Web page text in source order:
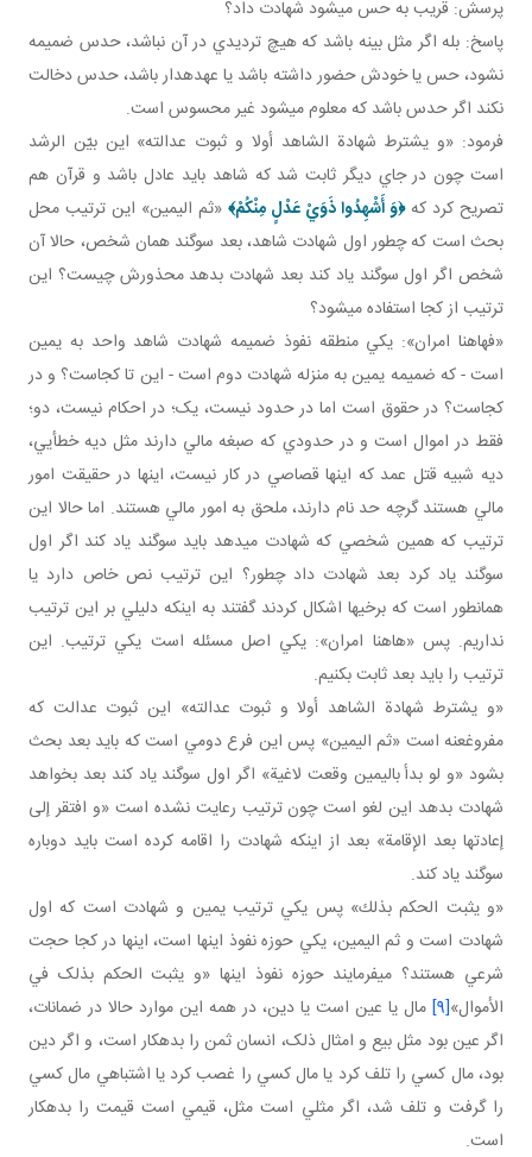
پرسش: قريب به حس می­شود شهادت داد؟
پاسخ: بله اگر مثل بينه باشد که هيچ ترديدي در آن نباشد، حدس ضميمه
نشود، حس يا خودش حضور داشته باشد يا عهده دار باشد، حدس دخالت
نکند اگر حدس باشد که معلوم مي شود غير محسوس است.
فرمود: «و يشترط شهادة الشاهد أولا و ثبوت عدالته» اين بيّن الرشد
است چون در جاي ديگر ثابت شد که شاهد بايد عادل باشد و قرآن هم
تصريح کرد که﴿وَ أَشْهِدُوا ذَوَيْ عَدْلٍ مِنْكُمْ﴾ «ثم اليمين» اين ترتيب محل
بحث است که چطور اول شهادت شاهد، بعد سوگند همان شخص، حالا آن
شخص اگر اول سوگند ياد کند بعد شهادت بدهد محذورش چيست؟ اين
ترتيب از کجا استفاده مي شود؟
«فهاهنا امران»: يکي منطقه نفوذ ضميمه شهادت شاهد واحد به يمين
است - که ضميمه يمين به منزله شهادت دوم است - اين تا کجاست؟ و در
کجاست؟ در حقوق است اما در حدود نيست، يک؛ در احکام نيست، دو؛
فقط در اموال است و در حدودي که صبغه مالي دارند مثل ديه خطأيي،
ديه شبيه قتل عمد که اينها قصاصي در کار نيست، اينها در حقيقت امور
مالي هستند گرچه حد نام دارند، ملحق به امور مالي هستند. اما حالا اين
ترتيب که همين شخصي که شهادت مي دهد بايد سوگند ياد کند اگر اول
سوگند ياد کرد بعد شهادت داد چطور؟ اين ترتيب نص خاص دارد يا
همان طور است که برخي ها اشکال کردند گفتند به اينکه دليلي بر اين ترتيب
نداريم. پس «هاهنا امران»: يکي اصل مسئله است يکي ترتيب. اين
ترتيب را بايد بعد ثابت بکنيم.
«و يشترط شهادة الشاهد أولا و ثبوت عدالته» اين ثبوت عدالت که
مفروغ عنه است «ثم اليمين» پس اين فرع دومي است که بايد بعد بحث
بشود «و لو بدأ باليمين وقعت لاغية» اگر اول سوگند ياد کند بعد بخواهد
شهادت بدهد اين لغو است چون ترتيب رعايت نشده است «و افتقر إلى
إعادتها بعد الإقامة» بعد از اينکه شهادت را اقامه کرده است بايد دوباره
سوگند ياد کند.
«و يثبت الحكم بذلك» پس يکي ترتيب يمين و شهادت است که اول
شهادت است و ثم اليمين، يکي حوزه نفوذ اينها است، اينها در کجا حجت
شرعي هستند؟ مي فرمايند حوزه نفوذ اينها «و يثبت الحکم بذلک في
الأموال»[9]
مال يا عين است يا دين، در همه اين موارد حالا در ضمانات،
اگر عين بود مثل بيع و امثال ذلک، انسان ثمن را بدهکار است، و اگر دين
بود، مال کسي را تلف کرد يا مال کسي را غصب کرد يا اشتباهي مال کسي
را گرفت و تلف شد، اگر مثلي است مثل، قيمي است قيمت را بدهکار
است.